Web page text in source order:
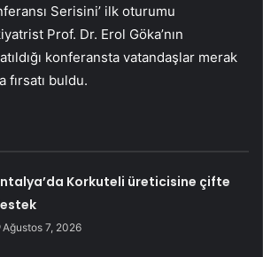
Serisini’ ilk oturumu
Prof. Dr. Erol Göka’nın
konferansta vatandaşlar merak
fırsatı buldu.
Korkuteli üreticisine çifte
Ağustos 7, 2026